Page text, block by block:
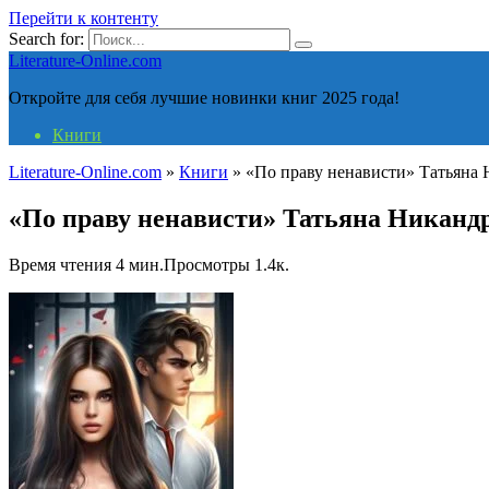
Перейти к контенту
Search for:
Literature-Online.com
Откройте для себя лучшие новинки книг 2025 года!
Книги
Literature-Online.com » Книги » «По праву ненависти» Татьяна
«По праву ненависти» Татьяна
Время чтения 4 мин.Просмотры 1.4к.